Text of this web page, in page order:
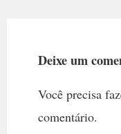
Deixe um
Você precisa
comentário.